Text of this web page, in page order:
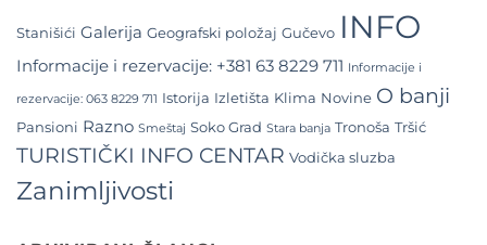
Stanišići Galerija Geografski položaj Gučevo INFO
Informacije i rezervacije: +381 63 8229 711 Informacije i
rezervacije: 063 8229 711 Istorija Izletišta Klima Novine O banji
Pansioni Razno Smeštaj Soko Grad Stara banja Tronoša Tršić
TURISTIČKI INFO CENTAR Vodička sluzba
Zanimljivosti